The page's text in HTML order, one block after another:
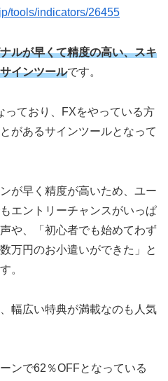
tools/indicators/26455
ルが早くて精度の高い、スキ
インツールです。
っており、FXをやっている方
があるサインツールとなって
が早く精度が高いため、ユー
エントリーチャンスがいっぱ
や、「初心者でも始めてわず
万円のお小遣いができた」と
。
幅広い特典が満載なのも人気
ンで62％OFFとなっている